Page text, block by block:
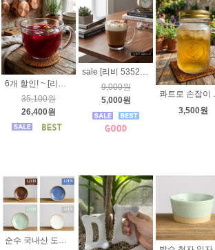
35,100원
26,400원
9,000원
5,000원
콰트로 손
3,500원
순수 국내산 도자기 운 시리즈 원형찬기1호